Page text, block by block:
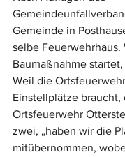
Gemeinde in
selbe Feuerwehrhaus.
Baumaßnahme
Weil die
Einstellplätze braucht,
Ortsfeuerwehr
zwei, „haben wir die
mitübernommen,